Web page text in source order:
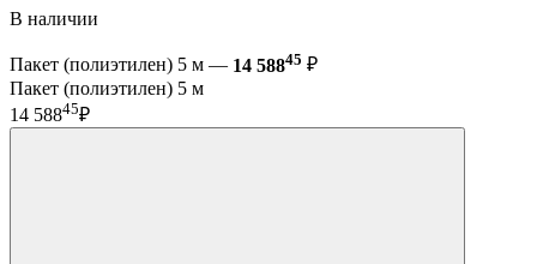
В наличии
Пакет (полиэтилен) 5 м — 14 58845 ₽
Пакет (полиэтилен) 5 м
14 58845₽